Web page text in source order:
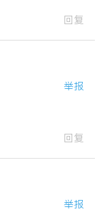
回复
举报
回复
举报